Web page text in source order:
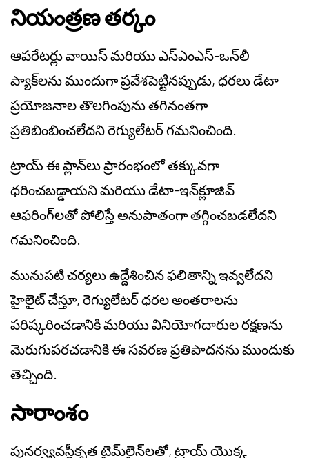
నియంత్రణ తర్కం
ఆపరేటర్లు వాయిస్ మరియు ఎస్ఎంఎస్-ఒన్‌లీ
ప్యాక్‌లను ముందుగా ప్రవేశపెట్టినప్పుడు, ధరలు డేటా
ప్రయోజనాల తొలగింపును తగినంతగా
ప్రతిబింబించలేదని రెగ్యులేటర్ గమనించింది.
ట్రాయ్ ఈ ప్లాన్‌లు ప్రారంభంలో తక్కువగా
ధరించబడ్డాయని మరియు డేటా-ఇన్‌క్లూజివ్
ఆఫరింగ్‌లతో పోలిస్తే అనుపాతంగా తగ్గించబడలేదని
గమనించింది.
మునుపటి చర్యలు ఉద్దేశించిన ఫలితాన్ని ఇవ్వలేదని
హైలైట్ చేస్తూ, రెగ్యులేటర్ ధరల అంతరాలను
పరిష్కరించడానికి మరియు వినియోగదారుల రక్షణను
మెరుగుపరచడానికి ఈ సవరణ ప్రతిపాదనను ముందుకు
తెచ్చింది.
సారాంశం
పునర్వ్యవస్థీకృత టైమ్‌లైన్‌లతో, ట్రాయ్ యొక్క